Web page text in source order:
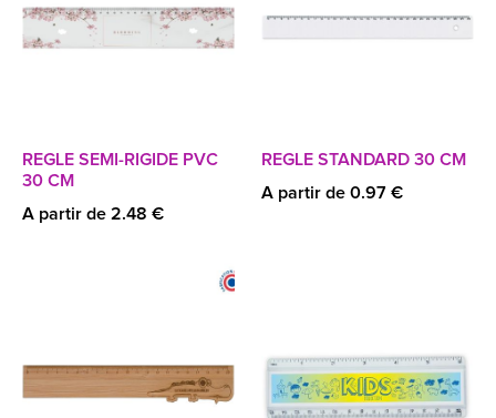
REGLE SEMI-RIGIDE PVC
30 CM
A partir de 2.48 €
REGLE STANDARD 30 CM
A partir de 0.97 €